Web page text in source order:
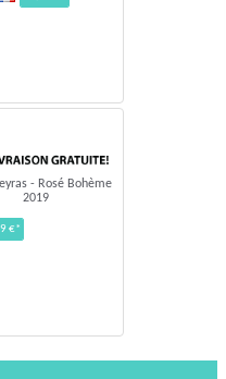
- Rosé Bohème
2019
€*